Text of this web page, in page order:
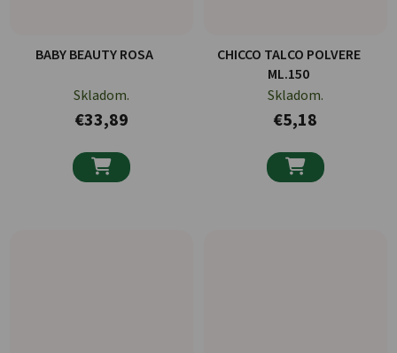
BABY BEAUTY ROSA
Skladom.
€33,89

CHICCO TALCO POLVERE
ML.150
Skladom.
€5,18
